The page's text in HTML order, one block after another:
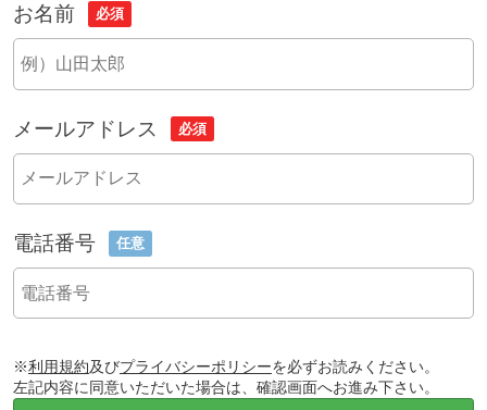
お名前 必須
メールアドレス 必須
電話番号 任意
※利用規約及びプライバシーポリシーを必ずお読みください。
左記内容に同意いただいた場合は、確認画面へお進み下さい。